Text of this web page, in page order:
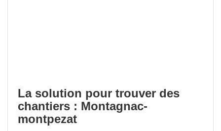
La solution pour trouver des
chantiers : Montagnac-
montpezat